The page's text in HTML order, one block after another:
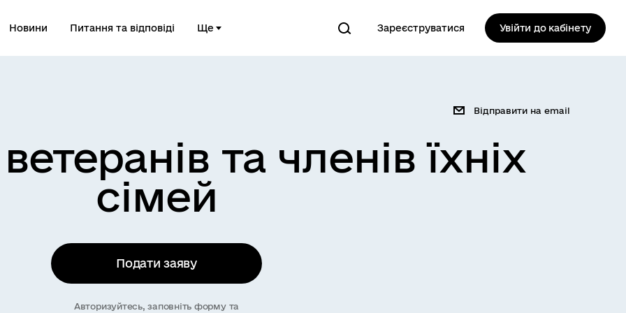
Новини Питання та відповіді Ще Зареєструватися Увійти до кабінету
Відправити на email
та членів їхніх
сімей
Подати заяву
Авторизуйтесь, заповніть форму та